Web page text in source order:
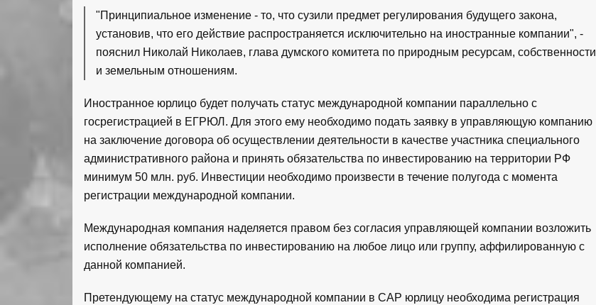
"Принципиальное изменение - то, что сузили предмет регулирования будущего закона,
установив, что его действие распространяется исключительно на иностранные компании", -
пояснил Николай Николаев, глава думского комитета по природным ресурсам, собственности
и земельным отношениям.
Иностранное юрлицо будет получать статус международной компании параллельно с
госрегистрацией в ЕГРЮЛ. Для этого ему необходимо подать заявку в управляющую компанию
на заключение договора об осуществлении деятельности в качестве участника специального
административного района и принять обязательства по инвестированию на территории РФ
минимум 50 млн. руб. Инвестиции необходимо произвести в течение полугода с момента
регистрации международной компании.
Международная компания наделяется правом без согласия управляющей компании возложить
исполнение обязательства по инвестированию на любое лицо или группу, аффилированную с
данной компанией.
Претендующему на статус международной компании в САР юрлицу необходима регистрация